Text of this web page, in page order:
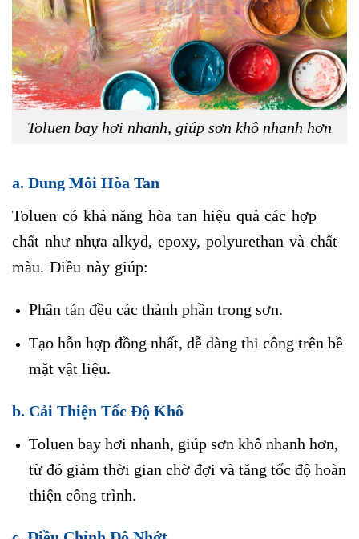
Toluen bay hơi nhanh, giúp sơn khô nhanh hơn
a. Dung Môi Hòa Tan
Toluen có khả năng hòa tan hiệu quả các hợp
chất như nhựa alkyd, epoxy, polyurethan và chất
màu. Điều này giúp:
Phân tán đều các thành phần trong sơn.
Tạo hỗn hợp đồng nhất, dễ dàng thi công trên bề
mặt vật liệu.
b. Cải Thiện Tốc Độ Khô
Toluen bay hơi nhanh, giúp sơn khô nhanh hơn,
từ đó giảm thời gian chờ đợi và tăng tốc độ hoàn
thiện công trình.